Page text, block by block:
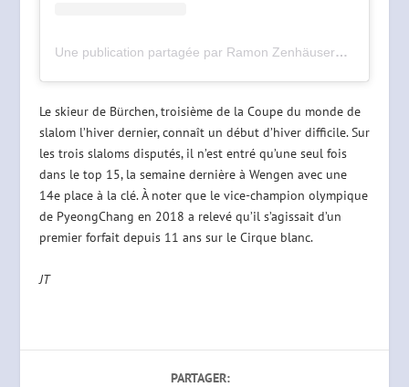
Une publication partagée par Ramon Zenhäusern (@ramonzenhaeusern)
Le skieur de Bürchen, troisième de la Coupe du monde de
slalom l’hiver dernier, connaît un début d’hiver difficile. Sur
les trois slaloms disputés, il n’est entré qu’une seul fois
dans le top 15, la semaine dernière à Wengen avec une
14e place à la clé. À noter que le vice-champion olympique
de PyeongChang en 2018 a relevé qu’il s’agissait d’un
premier forfait depuis 11 ans sur le Cirque blanc.
JT
PARTAGER: